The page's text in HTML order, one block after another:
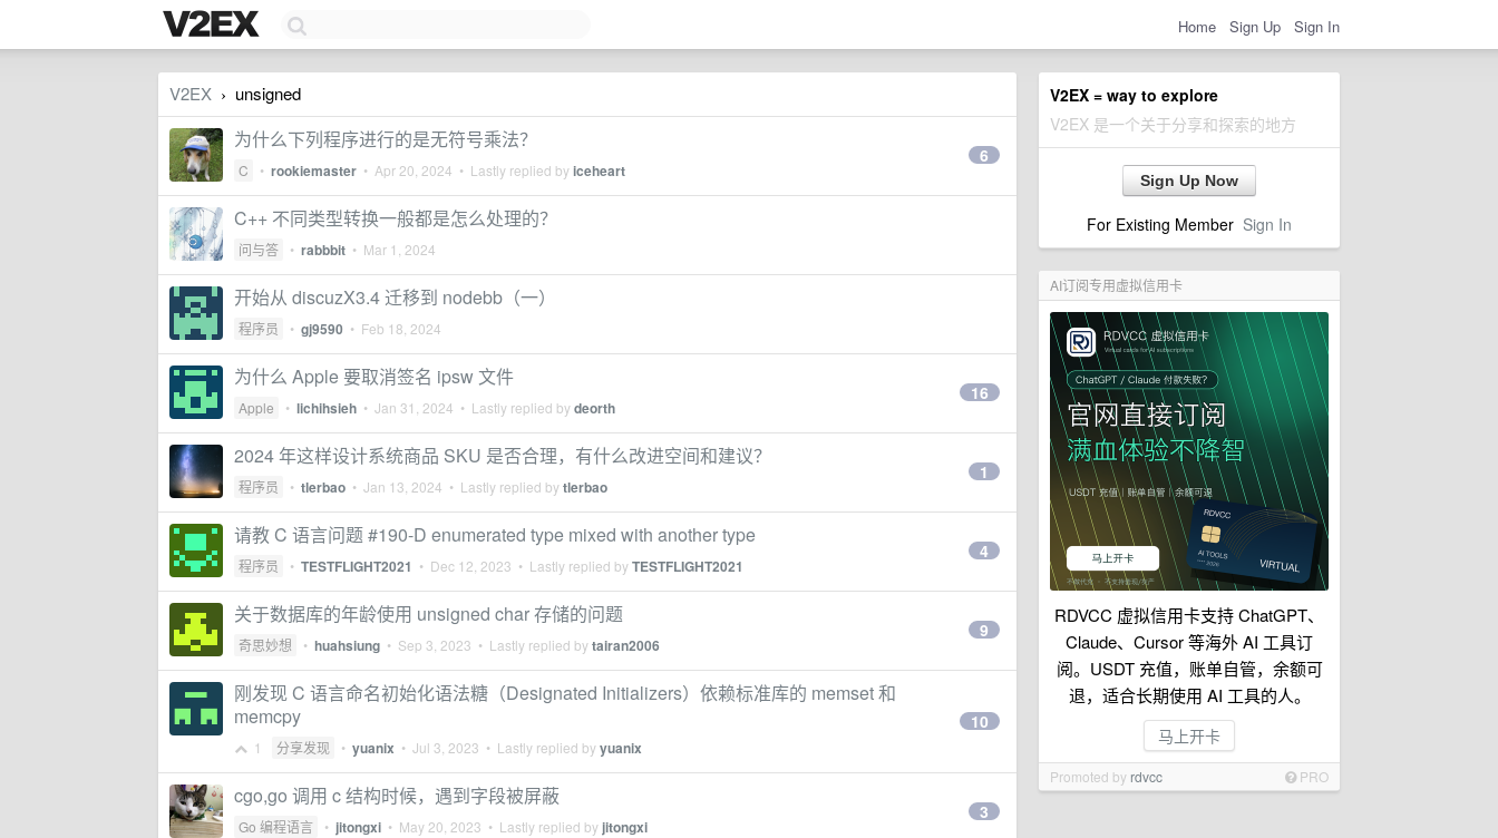
Home Sign Up Sign In
V2EX = way to explore
V2EX 是一个关于分享和探索的地方
Sign Up Now
For Existing Member Sign In
AI订阅专用虚拟信用卡
RDVCC 虚拟信用卡支持 ChatGPT、
Claude、Cursor 等海外 AI 工具订
阅。USDT 充值，账单自管，余额可
退，适合长期使用 AI 工具的人。
马上开卡
Promoted by rdvcc PRO
V2EX › unsigned
为什么下列程序进行的是无符号乘法？
C • rookiemaster • Apr 20, 2024 • Lastly replied byiceheart
6
C++ 不同类型转换一般都是怎么处理的？
问与答 • rabbbit • Mar 1, 2024
开始从 discuzX3.4 迁移到 nodebb（一）
程序员 • gj9590 • Feb 18, 2024
为什么 Apple 要取消签名 ipsw 文件
Apple • lichihsieh • Jan 31, 2024 • Lastly replied bydeorth
16
2024 年这样设计系统商品 SKU 是否合理，有什么改进空间和建议？
程序员 • tlerbao • Jan 13, 2024 • Lastly replied bytlerbao
1
请教 C 语言问题 #190-D enumerated type mixed with another type
程序员 • TESTFLIGHT2021 • Dec 12, 2023 • Lastly replied byTESTFLIGHT2021
4
关于数据库的年龄使用 unsigned char 存储的问题
奇思妙想 • huahsiung • Sep 3, 2023 • Lastly replied bytairan2006
9
刚发现 C 语言命名初始化语法糖（Designated Initializers）依赖标准库的 memset 和
memcpy
1 分享发现 • yuanix • Jul 3, 2023 • Lastly replied byyuanix
10
cgo,go 调用 c 结构时候，遇到字段被屏蔽
Go 编程语言 • jitongxi • May 20, 2023 • Lastly replied by jitongxi
3